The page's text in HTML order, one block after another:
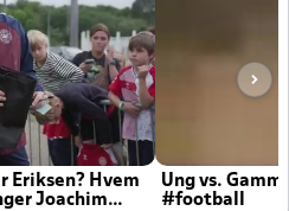
Eriksen? Hvem
Joachim
Ung vs.
#football